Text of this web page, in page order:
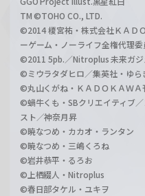
TM ©TOHO CO., LTD.
©2014 榎宮祐・株式会社ＫＡＤ
ーゲーム・ノーライフ全権代理委
©2011 5pb.／Nitroplus 未来ガジ
©ミウラタダヒロ／集英社・ゆら
©丸山くがね・ＫＡＤＯＫＡＷ
©蝸牛くも・SBクリエイティブ
スト／神奈月昇
©暁なつめ・カカオ・ランタン
©暁なつめ・三嶋くろね
©岩井恭平・るろお
©上栖綴人・Nitroplus
©春日部タケル・ユキヲ